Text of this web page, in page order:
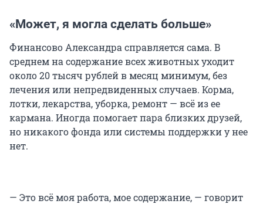
«Может, я могла сделать больше»
Финансово Александра справляется сама. В
среднем на содержание всех животных уходит
около20 тысяч рублей в месяц минимум, без
лечения или непредвиденных случаев. Корма,
лотки, лекарства, уборка, ремонт — всё из ее
кармана. Иногда помогает пара близких друзей,
но никакого фонда или системы поддержки у нее
нет.
— Это всё моя работа, мое содержание, — говорит